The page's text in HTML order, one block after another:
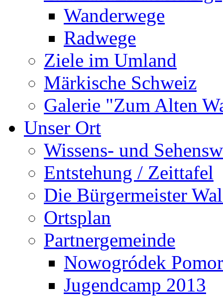
Wanderwege
Radwege
Ziele im Umland
Märkische Schweiz
Galerie "Zum Alten
Unser Ort
Wissens- und
Entstehung / Zeittafel
Die Bürgermeister
Ortsplan
Partnergemeinde
Nowogródek
Jugendcamp 2013